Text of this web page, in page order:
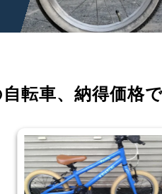
転車、 納得価格